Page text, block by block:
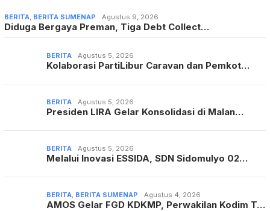
BERITA BERITA SUMENAP Agustus 9, 2026
Diduga Bergaya Preman, Tiga Debt Collect…
BERITA Agustus 5, 2026
Kolaborasi PartiLibur Caravan dan Pemkot…
BERITA Agustus 5, 2026
Presiden LIRA Gelar Konsolidasi di Malan…
BERITA Agustus 5, 2026
Melalui Inovasi ESSIDA, SDN Sidomulyo 02…
BERITA BERITA SUMENAP Agustus 4, 2026
AMOS Gelar FGD KDKMP, Perwakilan Kodim T…